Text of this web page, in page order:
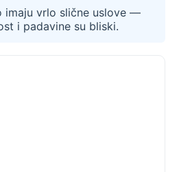
imaju vrlo slične uslove —
i padavine su bliski.